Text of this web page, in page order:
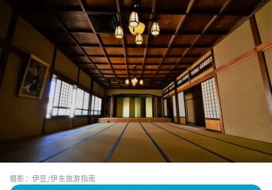
摄影：伊豆/伊东旅游指南